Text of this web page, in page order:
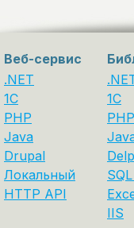
Веб-сервис
.NET
1C
PHP
Java
Drupal
Локальный
HTTP API
1С
PHP
IIS